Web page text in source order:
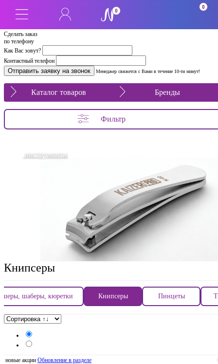
Сделать заказ
по телефону
Как Вас зовут?
Контактный телефон
Менеджер свяжется с Вами в течение 10-ти минут!
0
0
Каталог товаров Бренды
Фильтр
инструменты
Книпсеры
шаберы, кюретки Книпсеры Пинцеты
новые акции Обновление в разделе